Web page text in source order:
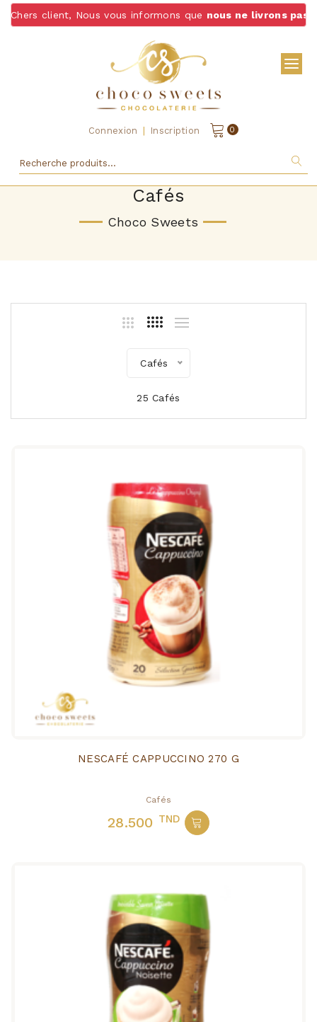
Nous vous informons quenous ne livrons pas de
Connexion | Inscription 0
Cafés
Choco Sweets
Cafés
25 Cafés
NESCAFÉ CAPPUCCINO 270 G
Cafés
28.500 TND